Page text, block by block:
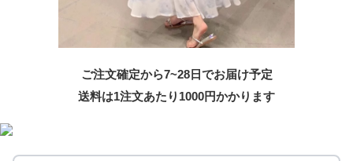
ご注文確定から7~28日でお届け予定
送料は1注文あたり 1000円かかります